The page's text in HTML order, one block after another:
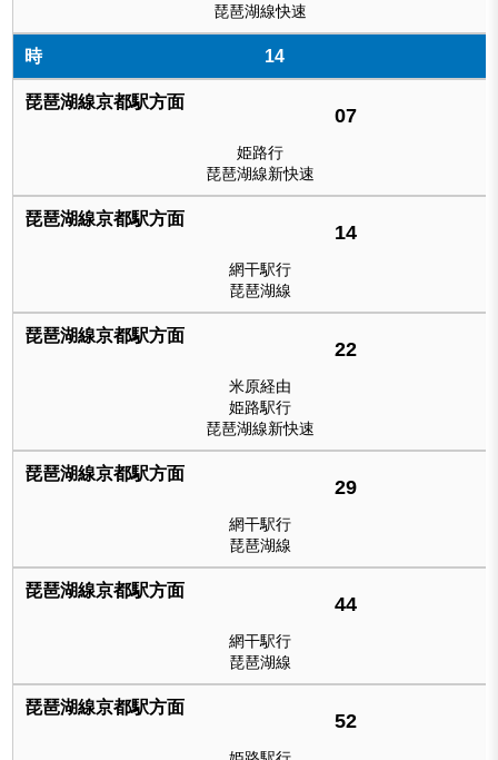
琵琶湖線快速
14
07
姫路行
琵琶湖線新快速
14
網干駅行
琵琶湖線
22
米原経由
姫路駅行
琵琶湖線新快速
29
網干駅行
琵琶湖線
44
網干駅行
琵琶湖線
52